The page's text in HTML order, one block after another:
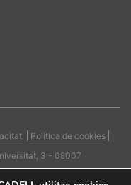
Política de cookies
3 - 08007